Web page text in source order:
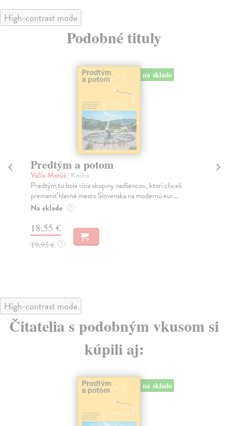
High-contrast mode
Podobné tituly
na sklade
Predtým a potom
Vallo Matúš| Kniha
Predtým tu bola vízia skupiny nadšencov, ktorí chceli
premeniť hlavné mesto Slovenska na modernú eur...
Na sklade ?
18,55 €
19,95 € ?
High-contrast mode
Čitatelia s podobným vkusom si
kúpili aj: